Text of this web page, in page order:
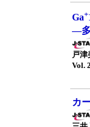
Ga+
—多
戸
Vol.
カ